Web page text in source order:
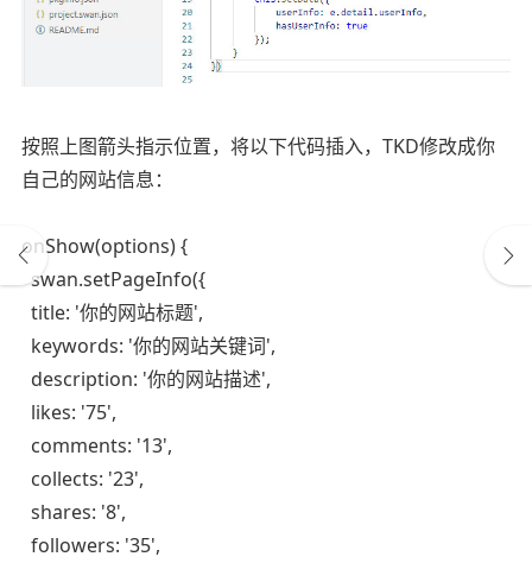
按照上图箭头指示位置，将以下代码插入，TKD修改成你
自己的网站信息：
onShow(options) {
swan.setPageInfo({
title: '你的网站标题',
keywords: '你的网站关键词',
description: '你的网站描述',
likes: '75',
comments: '13',
collects: '23',
shares: '8',
followers: '35',